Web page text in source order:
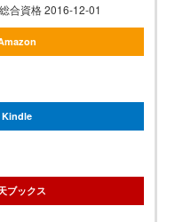
合資格 2016-12-01
Kindle
ブックス